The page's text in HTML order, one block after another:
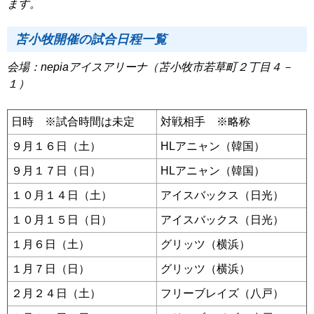
ます。
苫小牧開催の試合日程一覧
会場：nepiaアイスアリーナ（苫小牧市若草町２丁目４－
１）
日時 ※試合時間は未定 対戦相手 ※略称
９月１６日（土） HLアニャン（韓国）
９月１７日（日） HLアニャン（韓国）
１０月１４日（土） アイスバックス（日光）
１０月１５日（日） アイスバックス（日光）
１月６日（土） グリッツ（横浜）
１月７日（日） グリッツ（横浜）
２月２４日（土） フリーブレイズ（八戸）